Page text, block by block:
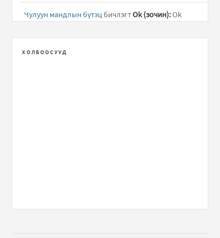
Чулуун мандлын бүтэц бичлэгтOk (зочин): Ok
Тоо боддог маш сайн программбичлэгтЗочин:1985
x 4 /
ХОЛБООСУУД